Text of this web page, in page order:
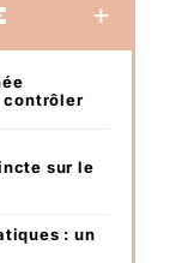
contrôler
sur le
: un